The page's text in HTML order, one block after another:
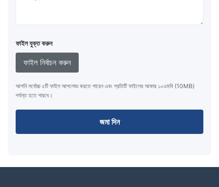
ফাইল যুক্ত করুন
ফাইল নির্বাচন করুন
আপনি সর্বোচ্চ ৫টি ফাইল আপলোড করতে পারেন এবং প্রতিটি ফাইলের আকার ১০এমবি (10MB)
পর্যন্ত হতে পারবে।
জমা দিন